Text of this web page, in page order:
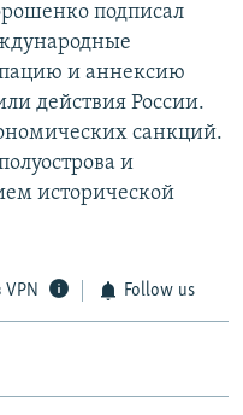
подписал
и аннексию
действия России.
санкций.
и
исторической
VPN Follow us